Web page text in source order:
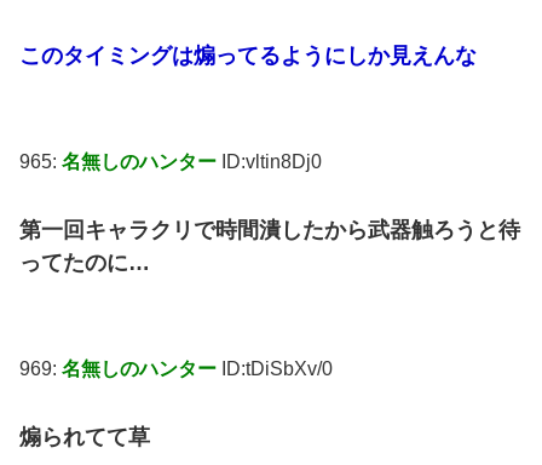
このタイミングは煽ってるようにしか見えんな
965: 名無しのハンター ID:vltin8Dj0
第一回キャラクリで時間潰したから武器触ろうと待
ってたのに…
969: 名無しのハンター ID:tDiSbXv/0
煽られてて草